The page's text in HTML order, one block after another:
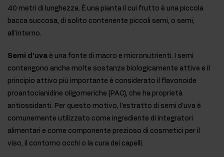
40 metri di lunghezza. È una pianta il cui frutto è una piccola
bacca succosa, di solito contenente piccoli semi, o semi,
all'interno.
Semi d'uva è una fonte di macro e micronutrienti. I semi
contengono anche molte sostanze biologicamente attive e il
principio attivo più importante è considerato il flavonoide
proantocianidine oligomeriche (PAC), che ha proprietà
antiossidanti. Per questo motivo, l'estratto di semi d'uva è
comunemente utilizzato come ingrediente di integratori
alimentari e come componente prezioso di cosmetici per il
viso, il contorno occhi o la cura dei capelli.